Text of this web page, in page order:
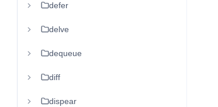
defer
delve
dequeue
diff
dispear